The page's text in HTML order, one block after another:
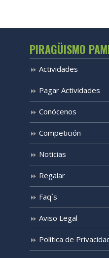
PIRAGÜISMO
Actividades
Pagar Actividades
Conócenos
Competición
Noticias
Regalar
Faq´s
Aviso Legal
Política de